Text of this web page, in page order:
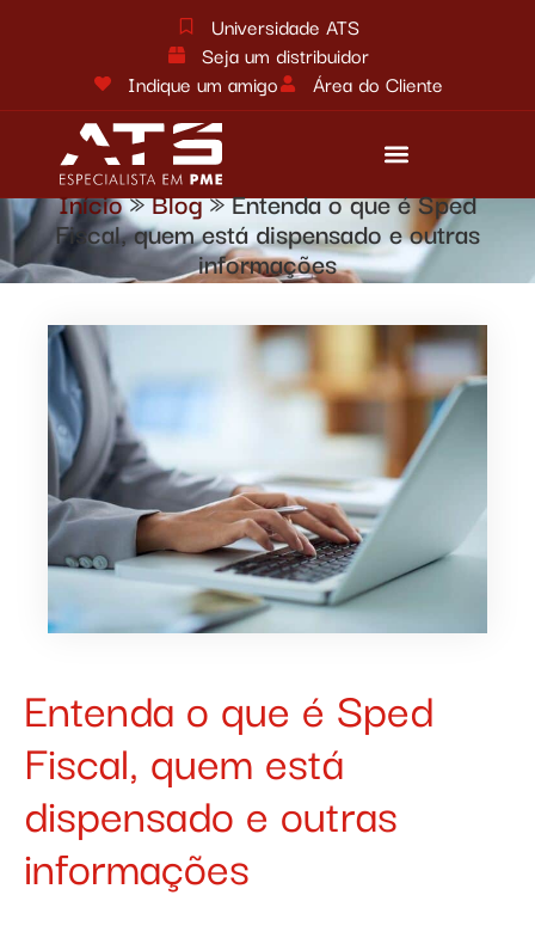
Universidade ATS
Seja um distribuidor
Indique um amigo
Área do Cliente
Início»Blog»Entenda o que é Sped
Fiscal, quem está dispensado e outras
informações
Entenda o que é Sped
Fiscal, quem está
dispensado e outras
informações